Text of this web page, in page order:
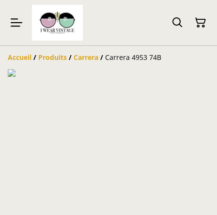
Accueil / Produits / Carrera / Carrera 4953 74B